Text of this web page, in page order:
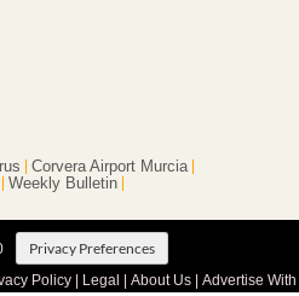
Corvera Airport Murcia
Weekly Bulletin
Privacy Preferences
Policy| Legal About Us| Advertise